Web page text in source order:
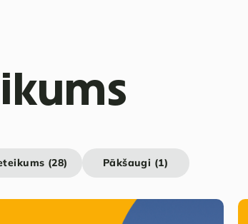
(28) Pākšaugi (1)